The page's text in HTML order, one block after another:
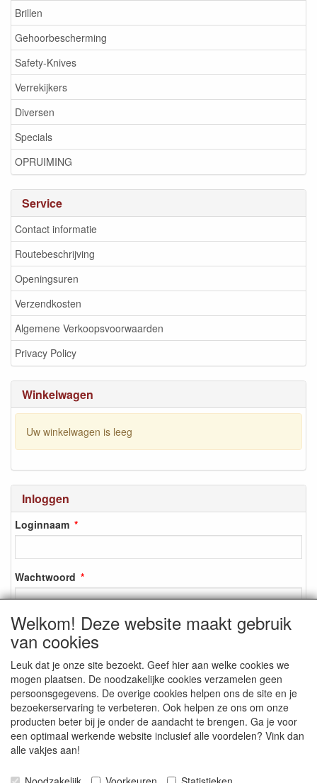
Brillen
Gehoorbescherming
Safety-Knives
Verrekijkers
Diversen
Specials
OPRUIMING
Service
Contact informatie
Routebeschrijving
Openingsuren
Verzendkosten
Algemene Verkoopsvoorwaarden
Privacy Policy
Winkelwagen
Uw winkelwagen is leeg
Inloggen
Loginnaam
Wachtwoord
Registreren
Wachtwoord vergeten?
SOCIALE MEDIA
Welkom! Deze website maakt gebruik
van cookies
Leuk dat je onze site bezoekt. Geef hier aan welke cookies we
mogen plaatsen. De noodzakelijke cookies verzamelen geen
persoonsgegevens. De overige cookies helpen ons de site en je
bezoekerservaring te verbeteren. Ook helpen ze ons om onze
producten beter bij je onder de aandacht te brengen. Ga je voor
een optimaal werkende website inclusief alle voordelen? Vink dan
alle vakjes aan!